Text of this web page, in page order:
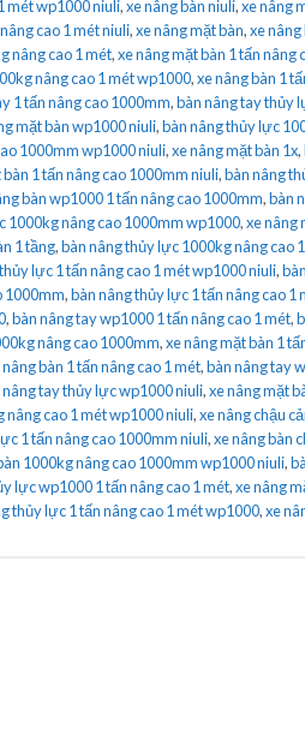
mét wp1000 niuli,xe nâng bàn niuli,xe nâng
cao 1 mét niuli,xe nâng mặt bàn,xe
nâng cao 1 mét,xe nâng mặt bàn 1 tấn
nâng cao 1 mét wp1000,xe nâng bàn 1
1 tấn nâng cao 1000mm,bàn nâng tay thủy
mặt bàn wp1000 niuli,bàn nâng thủy lực
1000mm wp1000 niuli,xe nâng mặt bàn 1x,
1 tấn nâng cao 1000mm niuli,bàn nâng
bàn wp1000 1 tấn nâng cao 1000mm,bàn
1000kg nâng cao 1000mm wp1000,xe nâng
1 tầng,bàn nâng thủy lực 1000kg nâng cao
lực 1 tấn nâng cao 1 mét wp1000 niuli,
1000mm,bàn nâng thủy lực 1 tấn nâng cao 1
,bàn nâng tay wp1000 1 tấn nâng cao 1 mét,
nâng cao 1000mm,xe nâng mặt bàn 1
nâng bàn 1 tấn nâng cao 1 mét,bàn nâng tay
nâng tay thủy lực wp1000 niuli,xe nâng mặt
nâng cao 1 mét wp1000 niuli,xe nâng chậu
1 tấn nâng cao 1000mm niuli,xe nâng bàn
1000kg nâng cao 1000mm wp1000 niuli,
lực wp1000 1 tấn nâng cao 1 mét,xe nâng
thủy lực 1 tấn nâng cao 1 mét wp1000,xe